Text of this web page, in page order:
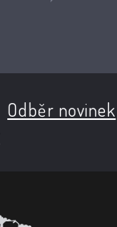
Odběr novinek